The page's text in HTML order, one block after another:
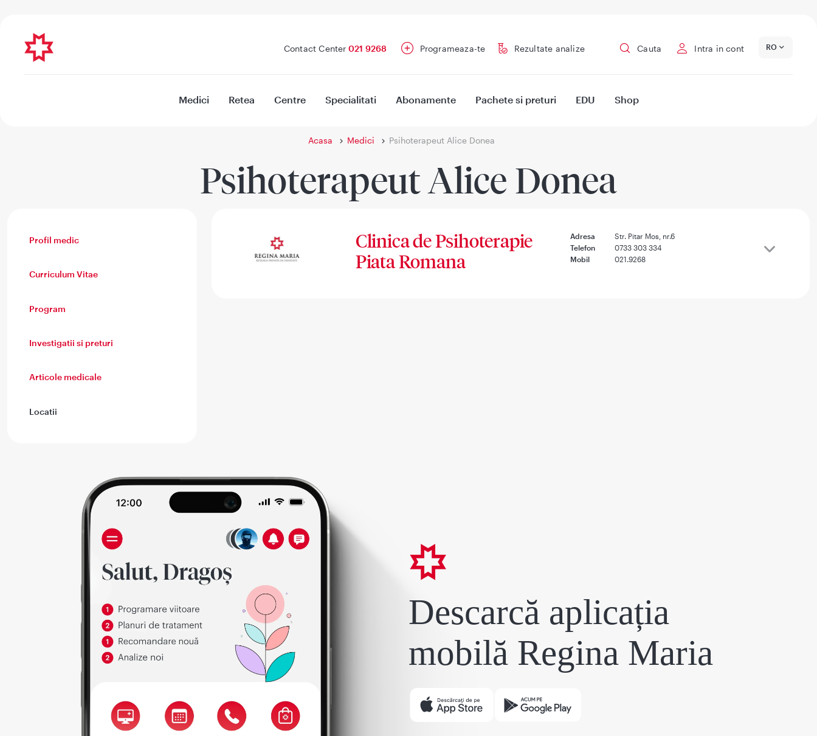
Contact Center 021 9268 Programeaza-te Rezultate analize Cauta Intra in cont RO
Medici Retea Centre Specialitati Abonamente Pachete si preturi EDU Shop
Acasa Medici Psihoterapeut Alice Donea
Psihoterapeut Alice Donea
Profil medic
Curriculum Vitae
Program
Investigatii si preturi
Articole medicale
Locatii
Clinica de Psihoterapie
Piata Romana
Adresa
Str. Pitar Mos, nr.6
Telefon
0733 303 334
Mobil
021.9268
Descarcă aplicația
mobilă Regina Maria